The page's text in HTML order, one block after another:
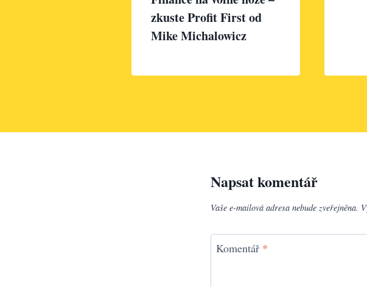
zkuste Profit First od
Mike Michalowicz
Napsat komentář
Vaše e-mailová adresa nebude zveřejněna.
Komentář *